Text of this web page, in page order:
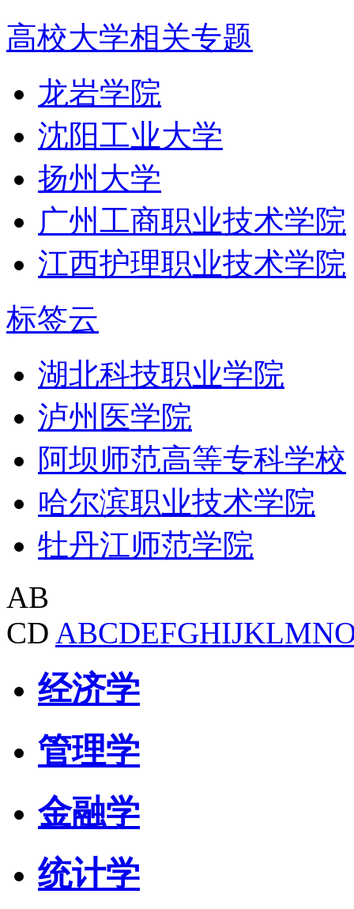
高校大学相关专题
龙岩学院
沈阳工业大学
扬州大学
广州工商职业技术学院
江西护理职业技术学院
标签云
湖北科技职业学院
泸州医学院
阿坝师范高等专科学校
哈尔滨职业技术学院
牡丹江师范学院
AB
CD ABCDEFGHIJKLMN
经济学
管理学
金融学
统计学